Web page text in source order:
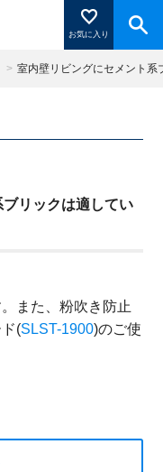
お気に入り
」を押すと登録した
> 室内壁リビングにセメント
リックは適してい
また、粉吹き防止
(SLST-1900)のご使